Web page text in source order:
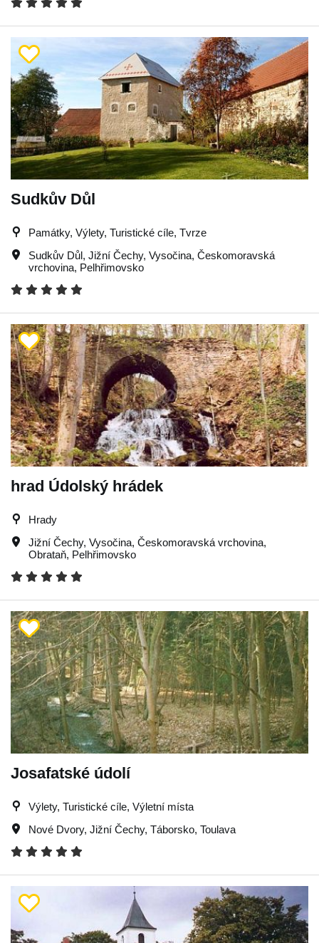
Sudkův Důl
Památky, Výlety, Turistické cíle, Tvrze
Sudkův Důl, Jižní Čechy, Vysočina, Českomoravská
vrchovina, Pelhřimovsko
hrad Údolský hrádek
Hrady
Jižní Čechy, Vysočina, Českomoravská vrchovina,
Obrataň, Pelhřimovsko
Josafatské údolí
Výlety, Turistické cíle, Výletní místa
Nové Dvory, Jižní Čechy, Táborsko, Toulava